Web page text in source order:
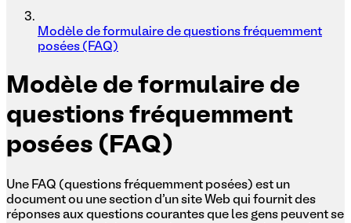
Modèle de formulaire de questions fréquemment
posées (FAQ)
Modèle de formulaire de
questions fréquemment
posées (FAQ)
Une FAQ (questions fréquemment posées) est un
document ou une section d'un site Web qui fournit des
réponses aux questions courantes que les gens peuvent se